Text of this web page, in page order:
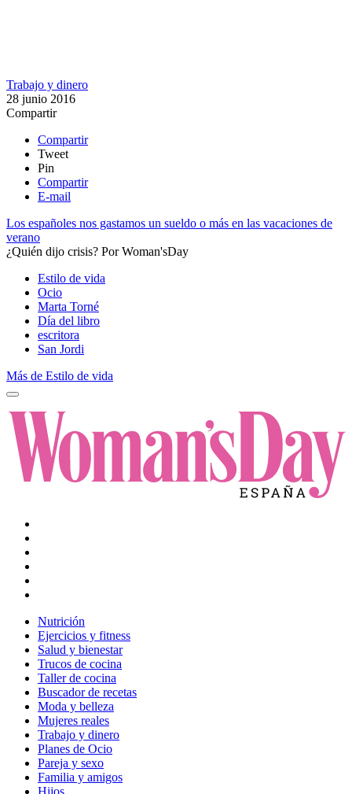
Trabajo y dinero
28 junio 2016
Compartir
Compartir
Tweet
Pin
Compartir
E-mail
Los españoles nos gastamos un sueldo o más en las vacaciones de
verano
¿Quién dijo crisis? PorWoman'sDay
Estilo de vida
Ocio
Marta Torné
Día del libro
escritora
San Jordi
Más de Estilo de vida
Nutrición
Ejercicios y fitness
Salud y bienestar
Trucos de cocina
Taller de cocina
Buscador de recetas
Moda y belleza
Mujeres reales
Trabajo y dinero
Planes de Ocio
Pareja y sexo
Familia y amigos